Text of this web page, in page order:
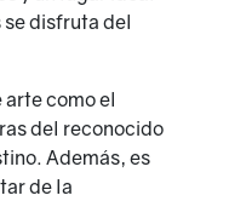
disfruta del
como el
del reconocido
Además, es
de la